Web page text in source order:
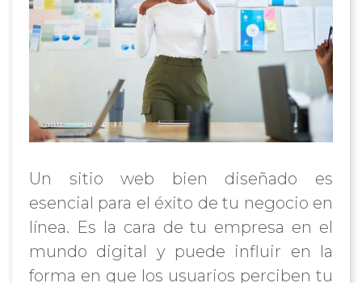
Un sitio web bien diseñado es
esencial para el éxito de tu negocio en
línea. Es la cara de tu empresa en el
mundo digital y puede influir en la
forma en que los usuarios perciben tu